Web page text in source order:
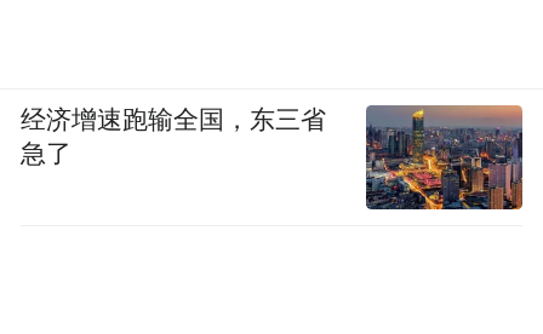
经济增速跑输全国，东三省
急了